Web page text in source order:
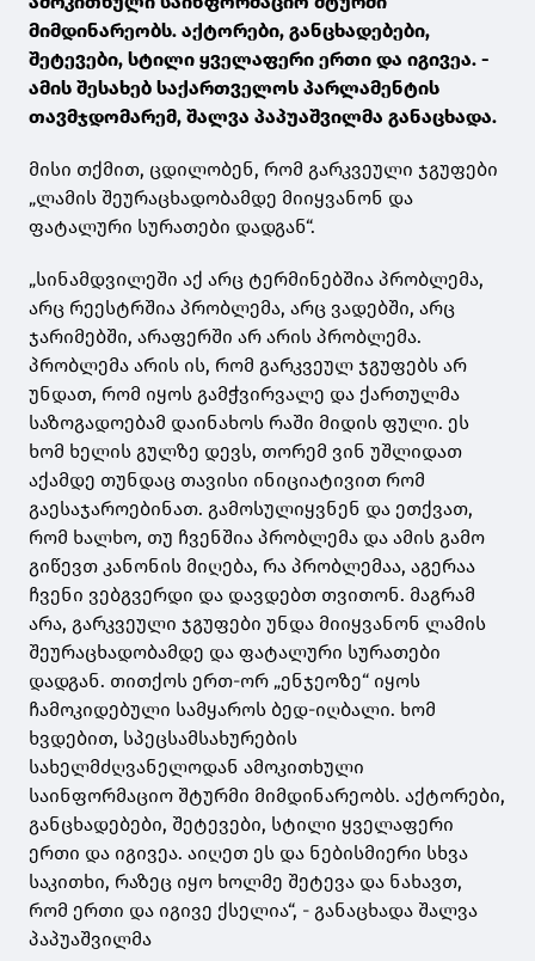
მიმდინარეობს. აქტორები, განცხადებები,
შეტევები, სტილი ყველაფერი ერთი და იგივეა. -
ამის შესახებ საქართველოს პარლამენტის
თავმჯდომარემ, შალვა პაპუაშვილმა განაცხადა.
მისი თქმით, ცდილობენ, რომ გარკვეული ჯგუფები
„ლამის შეურაცხადობამდე მიიყვანონ და
ფატალური სურათები დადგან“.
„სინამდვილეში აქ არც ტერმინებშია პრობლემა,
არც რეესტრშია პრობლემა, არც ვადებში, არც
ჯარიმებში, არაფერში არ არის პრობლემა.
პრობლემა არის ის, რომ გარკვეულ ჯგუფებს არ
უნდათ, რომ იყოს გამჭვირვალე და ქართულმა
საზოგადოებამ დაინახოს რაში მიდის ფული. ეს
ხომ ხელის გულზე დევს, თორემ ვინ უშლიდათ
აქამდე თუნდაც თავისი ინიციატივით რომ
გაესაჯაროებინათ. გამოსულიყვნენ და ეთქვათ,
რომ ხალხო, თუ ჩვენშია პრობლემა და ამის გამო
გიწევთ კანონის მიღება, რა პრობლემაა, აგერაა
ჩვენი ვებგვერდი და დავდებთ თვითონ. მაგრამ
არა, გარკვეული ჯგუფები უნდა მიიყვანონ ლამის
შეურაცხადობამდე და ფატალური სურათები
დადგან. თითქოს ერთ-ორ „ენჯეოზე“ იყოს
ჩამოკიდებული სამყაროს ბედ-იღბალი. ხომ
ხვდებით, სპეცსამსახურების
სახელმძღვანელოდან ამოკითხული
საინფორმაციო შტურმი მიმდინარეობს. აქტორები,
განცხადებები, შეტევები, სტილი ყველაფერი
ერთი და იგივეა. აიღეთ ეს და ნებისმიერი სხვა
საკითხი, რაზეც იყო ხოლმე შეტევა და ნახავთ,
რომ ერთი და იგივე ქსელია“, - განაცხადა შალვა
პაპუაშვილმა